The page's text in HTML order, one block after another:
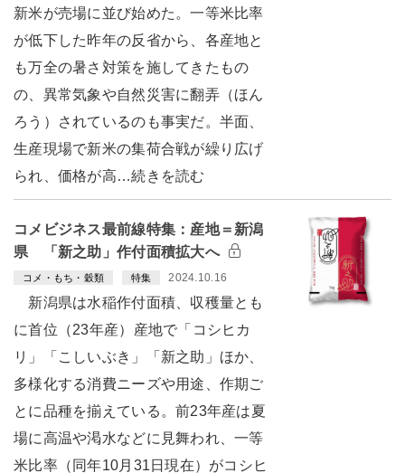
新米が売場に並び始めた。一等米比率
が低下した昨年の反省から、各産地と
も万全の暑さ対策を施してきたもの
の、異常気象や自然災害に翻弄（ほん
ろう）されているのも事実だ。半面、
生産現場で新米の集荷合戦が繰り広げ
られ、価格が高…続きを読む
コメビジネス最前線特集：産地＝新潟
県 「新之助」作付面積拡大へ
コメ・もち・穀類 特集 2024.10.16
新潟県は水稲作付面積、収穫量とも
に首位（23年産）産地で「コシヒカ
リ」「こしいぶき」「新之助」ほか、
多様化する消費ニーズや用途、作期ご
とに品種を揃えている。前23年産は夏
場に高温や渇水などに見舞われ、一等
米比率（同年10月31日現在）がコシヒ